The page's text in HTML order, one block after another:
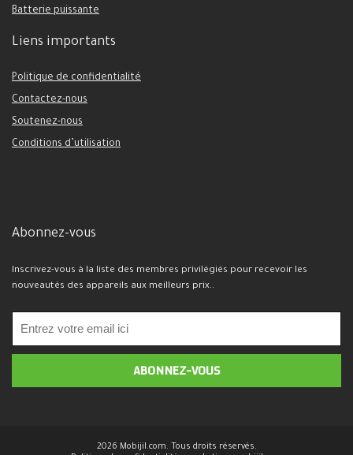
Batterie puissante
Liens importants
Politique de confidentialité
Contactez-nous
Soutenez-nous
Conditions d’utilisation
Abonnez-vous
Inscrivez-vous à la liste des membres privilégiés pour recevoir les
nouveautés des appareils aux meilleurs prix..
2026 Mobijil.com. Tous droits réservés.